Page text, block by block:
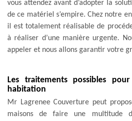
vous attendez avant d’adopter la
de ce matériel s’empire. Chez notre
il est totalement réalisable de
à réaliser d’une manière urgente.
appeler et nous allons garantir votre
Les traitements possibles
habitation
Mr Lagrenee Couverture peut
maisons de faire une multitude